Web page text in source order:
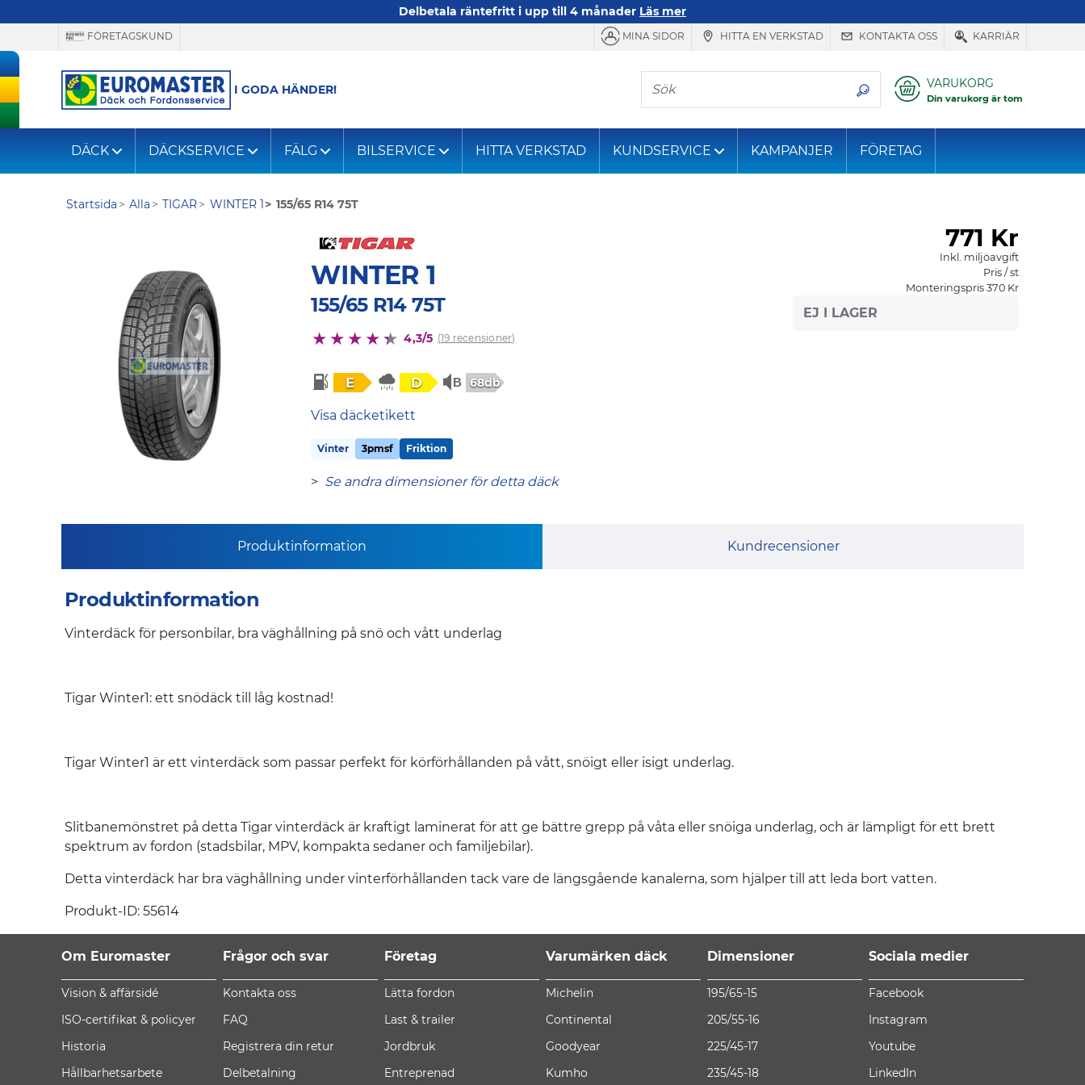
Delbetala räntefritt i upp till 4 månader Läs mer
FÖRETAGSKUND MINA SIDOR HITTA EN VERKSTAD KONTAKTA OSS KARRIÄR
I GODA HÄNDER!
Sök VARUKORG
Din varukorg är tom
DÄCK DÄCKSERVICE FÄLG BILSERVICE HITTA VERKSTAD KUNDSERVICE KAMPANJER FÖRETAG
Startsida Alla TIGAR WINTER 1 155/65 R14 75T
WINTER 1
155/65 R14 75T
4,3/5 (19 recensioner)
E D 68db
Visa däcketikett
Vinter 3pmsf Friktion
> Se andra dimensioner för detta däck
771 Kr
Inkl. miljöavgift
Pris / st
Monteringspris 370 Kr
EJ I LAGER
Produktinformation Kundrecensioner
Produktinformation
Vinterdäck för personbilar, bra väghållning på snö och vått underlag
Tigar Winter1: ett snödäck till låg kostnad!
Tigar Winter1 är ett vinterdäck som passar perfekt för körförhållanden på vått, snöigt eller isigt underlag.
Slitbanemönstret på detta Tigar vinterdäck är kraftigt laminerat för att ge bättre grepp på våta eller snöiga underlag, och är lämpligt för ett brett
spektrum av fordon (stadsbilar, MPV, kompakta sedaner och familjebilar).
Detta vinterdäck har bra väghållning under vinterförhållanden tack vare de längsgående kanalerna, som hjälper till att leda bort vatten.
Produkt-ID: 55614
Om Euromaster
Vision & affärsidé
ISO-certifikat & policyer
Historia
Hållbarhetsarbete
Frågor och svar
Kontakta oss
FAQ
Registrera din retur
Delbetalning
Företag
Lätta fordon
Last & trailer
Jordbruk
Entreprenad
Varumärken däck
Michelin
Continental
Goodyear
Kumho
Dimensioner
195/65-15
205/55-16
225/45-17
235/45-18
Sociala medier
Facebook
Instagram
Youtube
LinkedIn